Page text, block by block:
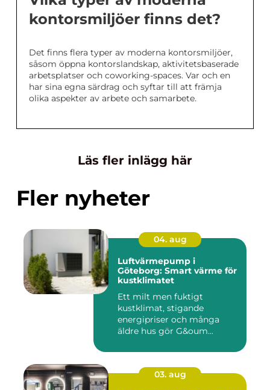
kontorsmiljöer finns det?
Det finns flera typer av moderna kontorsmiljöer,
såsom öppna kontorslandskap, aktivitetsbaserade
arbetsplatser och coworking-spaces. Var och en
har sina egna särdrag och syftar till att främja
olika aspekter av arbete och samarbete.
Läs fler inlägg här
Fler nyheter
04. aug
Luftvärmepump i
Göteborg: Smart värme för
kustklimatet
Ett milt men fuktigt
kustklimat, stigande
energipriser och många
äldre hus gör G&oum...
03. aug